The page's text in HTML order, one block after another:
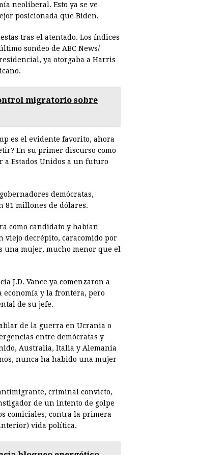
neoliberal. Esto ya se ve
posicionada que Biden.
tras el atentado. Los índices
sondeo de ABC News/
ya otorgaba a Harris
migratorio sobre
es el evidente favorito, ahora
En su primer discurso como
a Estados Unidos a un futuro
demócratas,
81 millones de dólares.
como candidato y habían
viejo decrépito, caracomido por
una mujer, mucho menor que el
J.D. Vance ya comenzaron a
economía y la frontera, pero
de su jefe.
de la guerra en Ucrania o
entre demócratas y
Australia, Italia y Alemania
nunca ha habido una mujer
criminal convicto,
de un intento de golpe
comiciales, contra la primera
vida política.